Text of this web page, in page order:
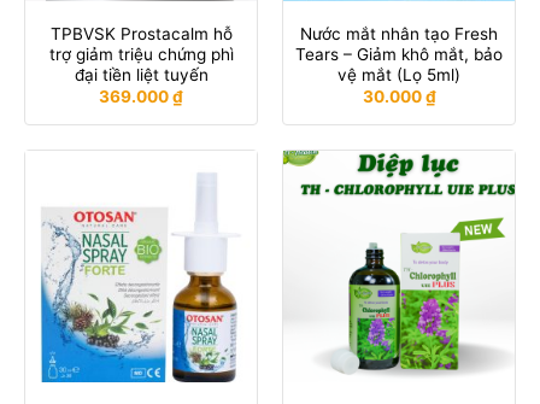
TPBVSK Prostacalm hỗ
trợ giảm triệu chứng phì
đại tiền liệt tuyến
369.000₫
Nước mắt nhân tạo Fresh
Tears – Giảm khô mắt, bảo
vệ mắt (Lọ 5ml)
30.000₫